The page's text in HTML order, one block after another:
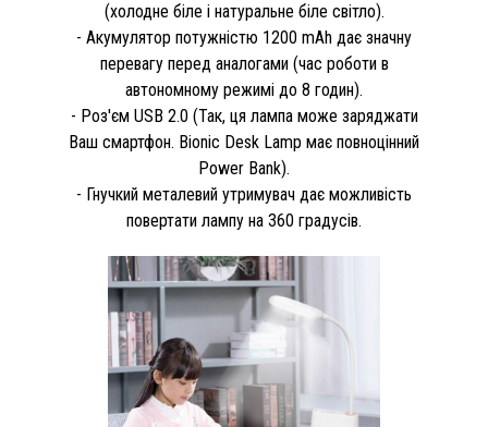
(холодне біле і натуральне біле світло).
- Акумулятор потужністю 1200 mAh дає значну
перевагу перед аналогами (час роботи в
автономному режимі до 8 годин).
- Роз'єм USB 2.0 (Так, ця лампа може заряджати
Ваш смартфон. Bionic Desk Lamp має повноцінний
Power Bank).
- Гнучкий металевий утримувач дає можливість
повертати лампу на 360 градусів.